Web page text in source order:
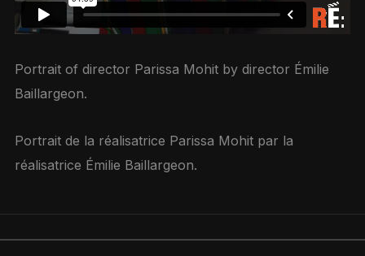
Portrait of director Parissa Mohit by director Émilie
Baillargeon.
Portrait de la réalisatrice Parissa Mohit par la
réalisatrice Émilie Baillargeon.